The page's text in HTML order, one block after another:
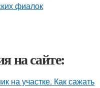
на сайте:
на участке. Как сажать